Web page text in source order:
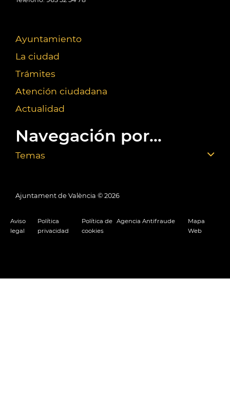
Ayuntamiento
La ciudad
Trámites
Atención ciudadana
Actualidad
Navegación por...
Temas
Ajuntament de València © 2026
Aviso
legal
Política
privacidad
Política de
cookies
Agencia Antifraude
Mapa
Web